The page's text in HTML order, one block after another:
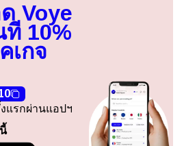
Voye
10%
เกจ
แรกผ่านแอปฯ